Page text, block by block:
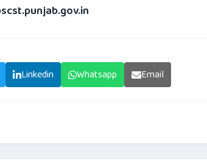
Linkedin Whatsapp Email